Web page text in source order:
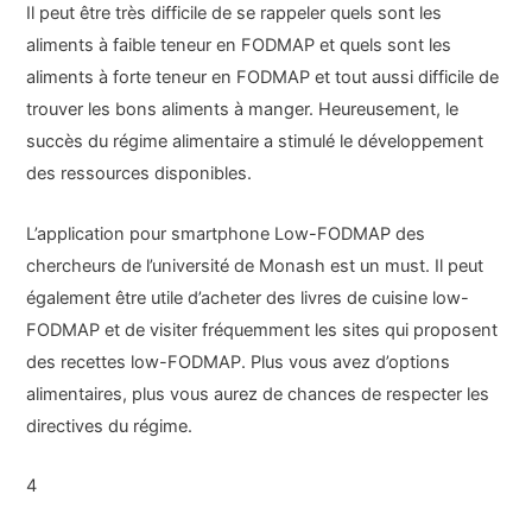
Il peut être très difficile de se rappeler quels sont les
aliments à faible teneur en FODMAP et quels sont les
aliments à forte teneur en FODMAP et tout aussi difficile de
trouver les bons aliments à manger. Heureusement, le
succès du régime alimentaire a stimulé le développement
des ressources disponibles.
L’application pour smartphone Low-FODMAP des
chercheurs de l’université de Monash est un must. Il peut
également être utile d’acheter des livres de cuisine low-
FODMAP et de visiter fréquemment les sites qui proposent
des recettes low-FODMAP. Plus vous avez d’options
alimentaires, plus vous aurez de chances de respecter les
directives du régime.
4